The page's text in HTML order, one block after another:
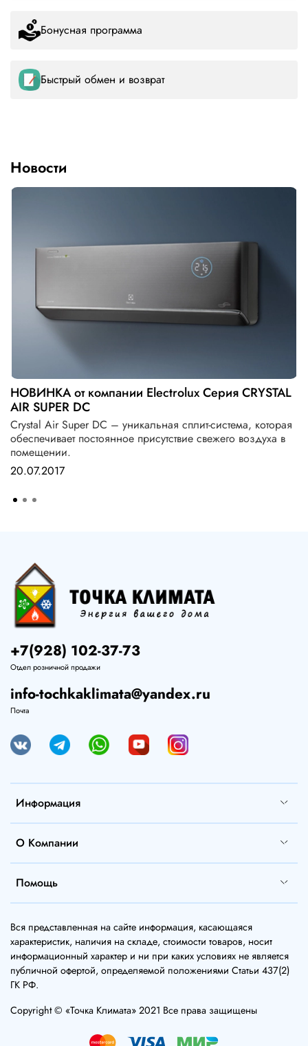
Бонусная программа
Быстрый обмен и возврат
Новости
НОВИНКА от компании Electrolux Серия CRYSTAL
AIR SUPER DC
Crystal Air Super DC – уникальная сплит-система, которая
обеспечивает постоянное присутствие свежего воздуха в
помещении.
20.07.2017
Информация
О Компании
Помощь
+7(928) 102-37-73
Отдел розничной продажи
info-tochkaklimata@yandex.ru
Почта
Вся представленная на сайте информация, касающаяся
характеристик, наличия на складе, стоимости товаров, носит
информационный характер и ни при каких условиях не является
публичной офертой, определяемой положениями Статьи 437(2)
ГК РФ.
Copyright © «Точка Климата» 2021 Все права защищены